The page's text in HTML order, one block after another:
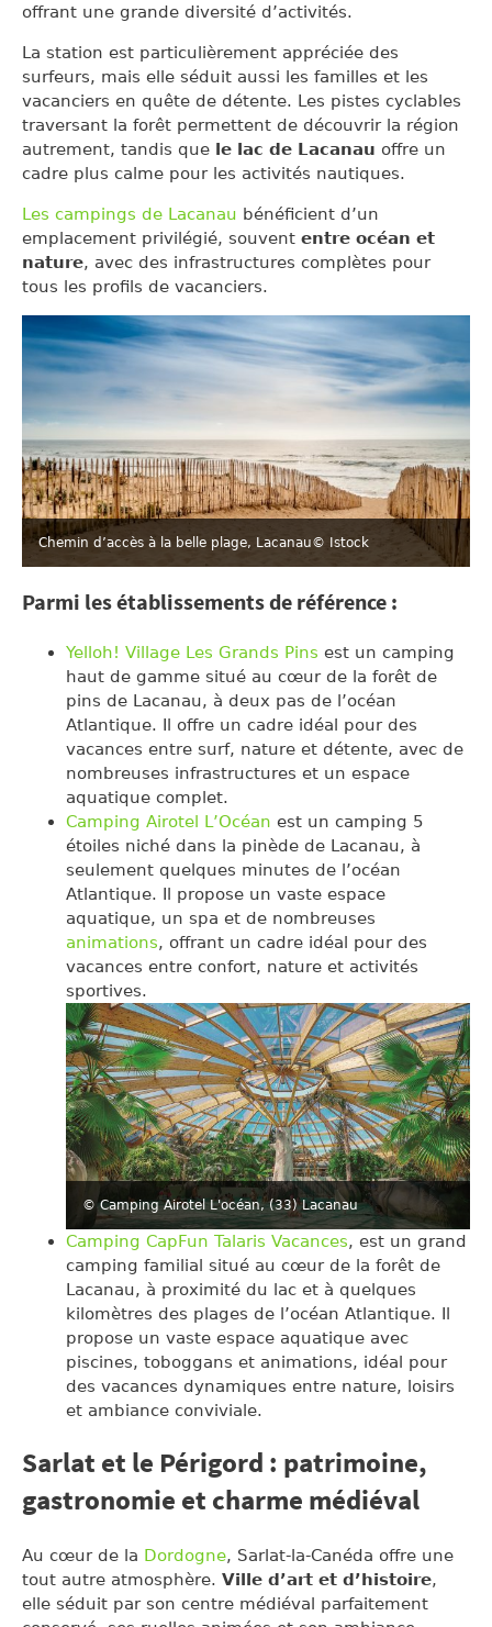
offrant une grande diversité d’activités.
La station est particulièrement appréciée des
surfeurs, mais elle séduit aussi les familles et les
vacanciers en quête de détente. Les pistes cyclables
traversant la forêt permettent de découvrir la région
autrement, tandis que le lac de Lacanau offre un
cadre plus calme pour les activités nautiques.
Les campings de Lacanau bénéficient d’un
emplacement privilégié, souvent entre océan et
nature, avec des infrastructures complètes pour
tous les profils de vacanciers.
Chemin d’accès à la belle plage, Lacanau© Istock
Parmi les établissements de référence :
Yelloh! Village Les Grands Pins est un camping
haut de gamme situé au cœur de la forêt de
pins de Lacanau, à deux pas de l’océan
Atlantique. Il offre un cadre idéal pour des
vacances entre surf, nature et détente, avec de
nombreuses infrastructures et un espace
aquatique complet.
Camping Airotel L’Océan est un camping 5
étoiles niché dans la pinède de Lacanau, à
seulement quelques minutes de l’océan
Atlantique. Il propose un vaste espace
aquatique, un spa et de nombreuses
animations, offrant un cadre idéal pour des
vacances entre confort, nature et activités
sportives.
© Camping Airotel L'océan, (33) Lacanau
Camping CapFun Talaris Vacances, est un grand
camping familial situé au cœur de la forêt de
Lacanau, à proximité du lac et à quelques
kilomètres des plages de l’océan Atlantique. Il
propose un vaste espace aquatique avec
piscines, toboggans et animations, idéal pour
des vacances dynamiques entre nature, loisirs
et ambiance conviviale.
Sarlat et le Périgord : patrimoine,
gastronomie et charme médiéval
Au cœur de la Dordogne, Sarlat-la-Canéda offre une
tout autre atmosphère. Ville d’art et d’histoire,
elle séduit par son centre médiéval parfaitement